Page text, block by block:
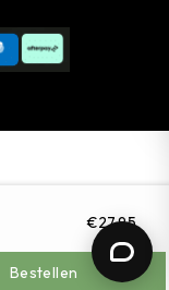
€27,95
Bestellen